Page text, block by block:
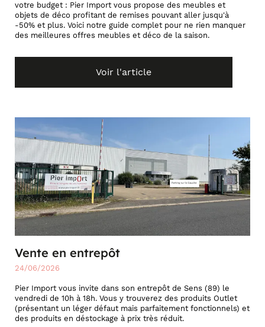
votre budget : Pier Import vous propose des meubles et
objets de déco profitant de remises pouvant aller jusqu'à
-50% et plus. Voici notre guide complet pour ne rien manquer
des meilleures offres meubles et déco de la saison.
Voir l'article
Vente en entrepôt
24/06/2026
Pier Import vous invite dans son entrepôt de Sens (89) le
vendredi de 10h à 18h. Vous y trouverez des produits Outlet
(présentant un léger défaut mais parfaitement fonctionnels) et
des produits en déstockage à prix très réduit.